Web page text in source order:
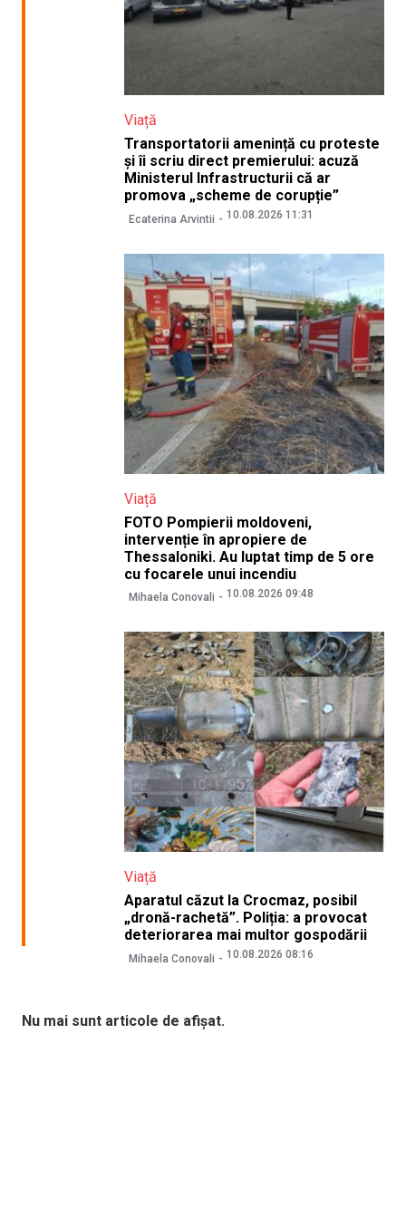
Viață
Transportatorii amenință cu proteste
și îi scriu direct premierului: acuză
Ministerul Infrastructurii că ar
promova „scheme de corupție”
Ecaterina Arvintii 10.08.2026 11:31
Viață
FOTO Pompierii moldoveni,
intervenție în apropiere de
Thessaloniki. Au luptat timp de 5 ore
cu focarele unui incendiu
Mihaela Conovali 10.08.2026 09:48
Viață
Aparatul căzut la Crocmaz, posibil
„dronă-rachetă”. Poliția: a provocat
deteriorarea mai multor gospodării
Mihaela Conovali 10.08.2026 08:16
Nu mai sunt articole de afișat.